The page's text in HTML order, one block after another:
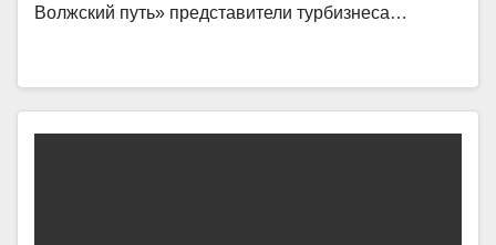
Волжский путь» представители турбизнеса…